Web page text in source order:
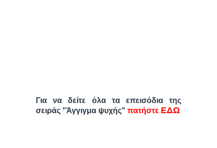
Για να δείτε όλα τα επεισόδια της
σειράς "Άγγιγμα ψυχής" πατήστε ΕΔΩ